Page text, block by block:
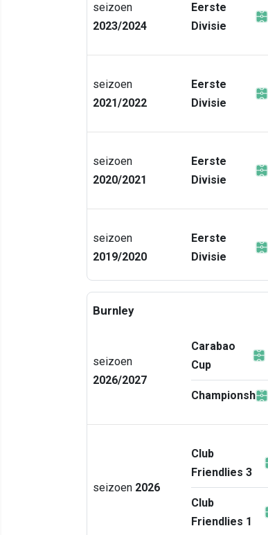
seizoen
2023/2024
Eerste
Divisie
seizoen
2021/2022
Eerste
Divisie
seizoen
2020/2021
Eerste
Divisie
seizoen
2019/2020
Eerste
Divisie
Burnley
seizoen
2026/2027
Carabao
Cup
Championship
seizoen 2026
Club
Friendlies 3
Club
Friendlies 1